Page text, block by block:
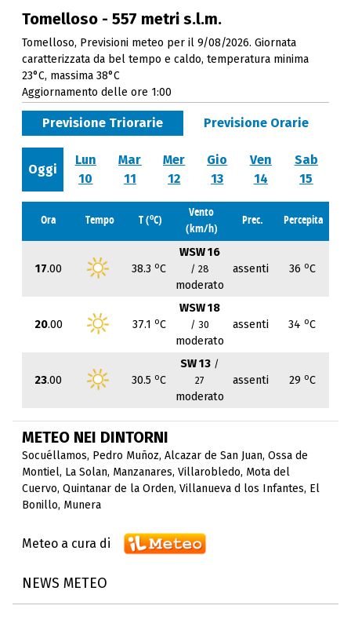
Tomelloso - 557 metri s.l.m.
Tomelloso, Previsioni meteo per il 9/08/2026. Giornata
caratterizzata da bel tempo e caldo, temperatura minima
23°C, massima 38°C
Aggiornamento delle ore 1:00
Previsione Triorarie Previsione Orarie
Oggi
Lun
10
Mar
11
Mer
12
Gio
13
Ven
14
Sab
15
Ora Tempo T (oC)
Vento
(km/h)
Prec. Percepita
17.00 38.3 oC
WSW 16
/ 28
moderato
assenti 36 oC
20.00 37.1 oC
WSW 18
/ 30
moderato
assenti 34 oC
23.00 30.5 oC
SW 13 /
27
moderato
assenti 29 oC
METEO NEI DINTORNI
Socuéllamos, Pedro Muñoz, Alcazar de San Juan, Ossa de
Montiel, La Solan, Manzanares, Villarobledo, Mota del
Cuervo, Quintanar de la Orden, Villanueva d los Infantes, El
Bonillo, Munera
Meteo a cura di
NEWS METEO